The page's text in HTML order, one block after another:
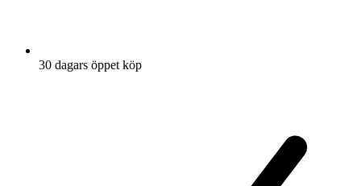
30 dagars öppet köp